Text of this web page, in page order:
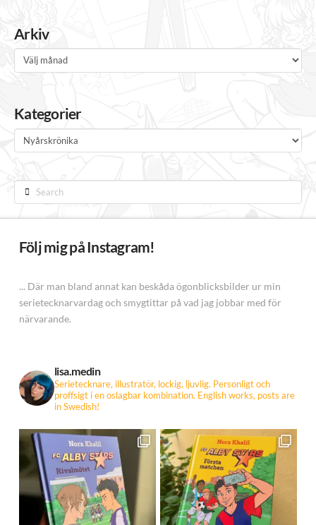
Arkiv
Arkiv
Kategorier
Kategorier
Search
Följ mig på Instagram!
... Där man bland annat kan beskåda ögonblicksbilder ur min
serietecknarvardag och smygtittar på vad jag jobbar med för
närvarande.
lisa.medin
Serietecknare, illustratör, lockig, ljuvlig. Personligt och
proffsigt i en oslagbar kombination. English works, posts are
in Swedish!